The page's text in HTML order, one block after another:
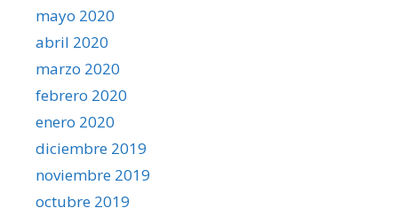
mayo 2020
abril 2020
marzo 2020
febrero 2020
enero 2020
diciembre 2019
noviembre 2019
octubre 2019